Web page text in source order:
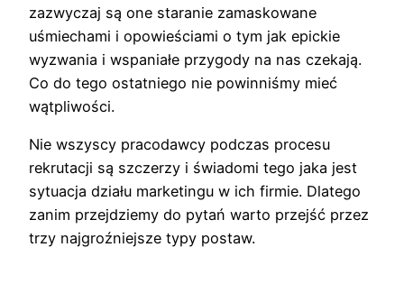
zazwyczaj są one staranie zamaskowane
uśmiechami i opowieściami o tym jak epickie
wyzwania i wspaniałe przygody na nas czekają.
Co do tego ostatniego nie powinniśmy mieć
wątpliwości.
Nie wszyscy pracodawcy podczas procesu
rekrutacji są szczerzy i świadomi tego jaka jest
sytuacja działu marketingu w ich firmie. Dlatego
zanim przejdziemy do pytań warto przejść przez
trzy najgroźniejsze typy postaw.